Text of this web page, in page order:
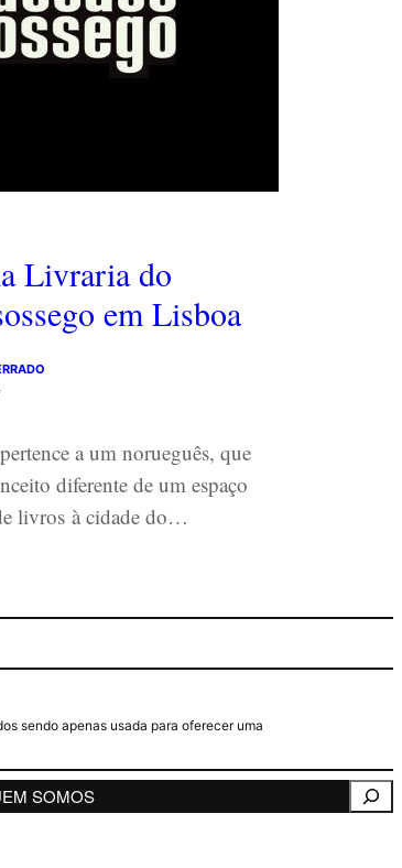
Livraria do
em Lisboa
a um norueguês, que
diferente de um espaço
livros à cidade do…
sendo apenas usada para oferecer uma
SOMOS